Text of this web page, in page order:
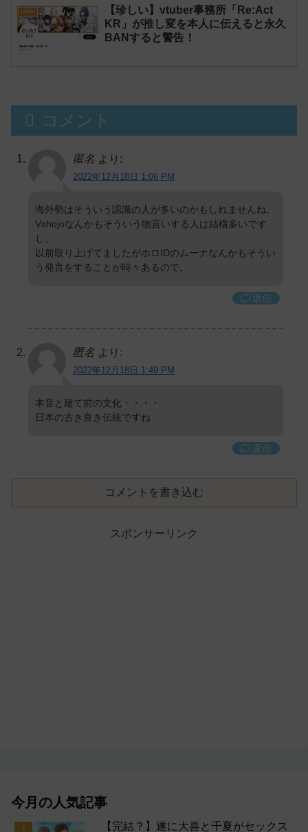
vtuber
【珍しい】vtuber事務所「Re:Act
KR」が推し変を本人に伝えると永久
BANすると警告！
コメント
匿名 より:
2022年12月18日 1:06 PM
海外勢はそういう認識の人が多いのかもしれませんね。
Vshojoなんかもそういう物言いする人は結構多いです
し。
以前取り上げてましたがホロIDのムーナなんかもそうい
う発言をすることが時々あるので。
返信
匿名 より:
2022年12月18日 1:49 PM
本音と建て前の文化・・・・
日本の古き良き伝統ですね
返信
コメントを書き込む
スポンサーリンク
今月の人気記事
【完結？】遂に大喜と千夏がセックス